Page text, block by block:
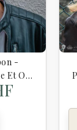
-
Et Or -